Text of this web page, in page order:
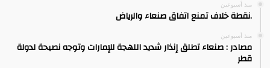
منذ أسبوعين
.نقطة خلاف تمنع اتفاق صنعاء والرياض
منذ أسبوعين
مصادر : صنعاء تطلق إنذار شديد اللهجة للإمارات وتوجه نصيحة لدولة
قطر